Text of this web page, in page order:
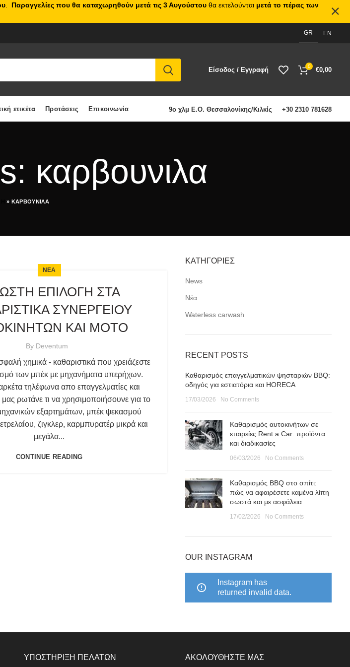
GR EN
Είσοδος / Εγγραφή 0 €0,00
ετικέτα Προτάσεις Επικοινωνία 9ο χλμ Ε.Ο. Θεσσαλονίκης/Κιλκίς +30 2310 781628
καρβουνιλα
» ΚΑΡΒΟΥΝΙΛΑ
ΝΕΑ
ΕΠΙΛΟΓΗ ΣΤΑ
ΣΥΝΕΡΓΕΙΟΥ
ΚΑΙ ΜΟΤΟ
By Deventum
χημικά - καθαριστικά που χρειάζεστε
των μπέκ με μηχανήματα υπερήχων.
τηλέφωνα απο επαγγελματίες και
ρωτάνε τι να χρησιμοποιήσουνε για το
εξαρτημάτων, μπέκ ψεκασμού
ζιγκλερ, καρμπυρατέρ μικρά και
μεγάλα...
CONTINUE READING
ΚΑΤΗΓΟΡΙΕΣ
News
Νέα
Waterless carwash
RECENT POSTS
Καθαρισμός επαγγελματικών ψησταριών BBQ:
οδηγός για εστιατόρια και HORECA
17/03/2026 No Comments
Καθαρισμός αυτοκινήτων σε
εταιρείες Rent a Car: προϊόντα
και διαδικασίες
06/03/2026 No Comments
Καθαρισμός BBQ στο σπίτι:
πώς να αφαιρέσετε καμένα λίπη
σωστά και με ασφάλεια
17/02/2026 No Comments
OUR INSTAGRAM
Instagram has
returned invalid data.
ΥΠΟΣΤΗΡΙΞΗ ΠΕΛΑΤΩΝ ΑΚΟΛΟΥΘΗΣΤΕ ΜΑΣ
Παραγγελίες που θα καταχωρηθούν μετά τις 3 Αυγούστου θα εκτελούνται μετά το πέρας των